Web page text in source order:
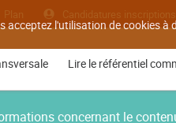
l'utilisation de cookies
Plan Candidatures inscriptions
Lire le référentiel
concernant le